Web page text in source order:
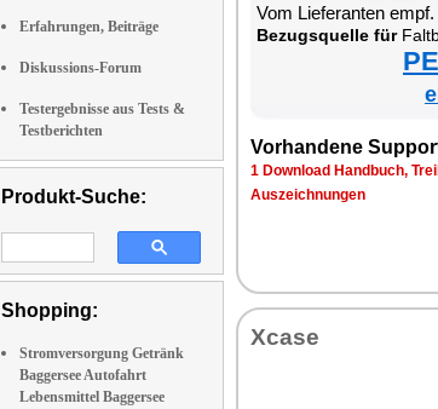
Erfahrungen, Beiträge
Diskussions-Forum
Testergebnisse aus Tests &
Testberichten
Produkt-Suche:
Shopping:
Stromversorgung Getränk
Baggersee Autofahrt
Lebensmittel Baggersee
Vom Lie­fe­ran­ten
Be­zugs­quel­le fürFalt­ba­re
Vor­han­de­ne
1 Down­load Hand­buch,
Aus­zeich­nun­gen
Xca­se